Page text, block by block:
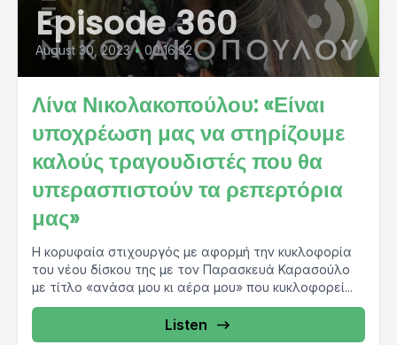
Episode 360
August 30, 2023 • 00:16:32
Λίνα Νικολακοπούλου: «Είναι
υποχρέωση μας να στηρίζουμε
καλούς τραγουδιστές που θα
υπερασπιστούν τα ρεπερτόρια
μας»
Η κορυφαία στιχουργός με αφορμή την κυκλοφορία
του νέου δίσκου της με τον Παρασκευά Καρασούλο
με τίτλο «ανάσα μου κι αέρα μου» που κυκλοφορεί...
Listen